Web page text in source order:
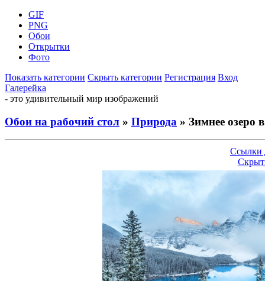
GIF
PNG
Обои
Открытки
Фото
Показать категории Скрыть категории Регистрация Вход
Галерейка
- это удивительный мир изображений
Обои на рабочий стол » Природа » Зимнее озеро
Ссылки